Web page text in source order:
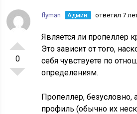
0
flyman Админ. ответил 7
Является ли пропеллер
Это зависит от того,
себя чувствуете по
определениям.
Пропеллер, безусловно,
профиль (обычно их